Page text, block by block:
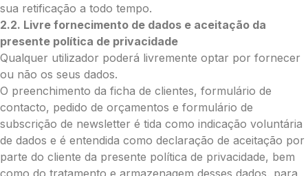
Opção 1 (€25)
Opção 2 (€30)
Opção 3 (€35)
Opção 4 (€40)
Opção 5 (€45)
Opção 6 (€50)
Opção 7 (€55)
Opção 8 (€60)
Opção 9 (€65)
Palma:
sua retificação a todo tempo.
2.2. Livre fornecimento de dados e aceitação da
presente política de privacidade
Qualquer utilizador poderá livremente optar por fornecer
ou não os seus dados.
O preenchimento da ficha de clientes, formulário de
contacto, pedido de orçamentos e formulário de
subscrição de newsletter é tida como indicação voluntária
de dados e é entendida como declaração de aceitação por
parte do cliente da presente política de privacidade, bem
como do tratamento e armazenagem desses dados, para